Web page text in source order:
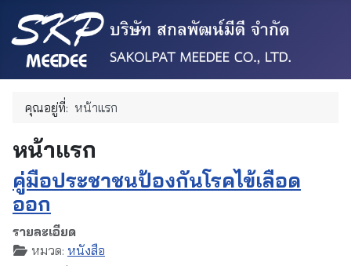
คุณอยู่ที่: หน้าแรก
หน้าแรก
คู่มือประชาชนป้องกันโรคไข้เลือด
ออก
รายละเอียด
หมวด: หนังสือ